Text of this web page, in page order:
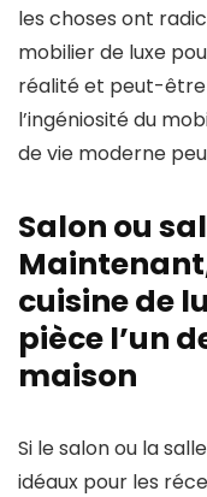
les choses ont
mobilier de luxe
réalité et peut-être
l’ingéniosité du
de vie moderne
Salon ou
cuisine de
pièce l’un
maison
Si le salon ou la
idéaux pour les